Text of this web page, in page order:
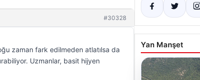
#30328
zaman fark edilmeden atlatılsa da
Uzmanlar, basit hijyen
Yan Manşet